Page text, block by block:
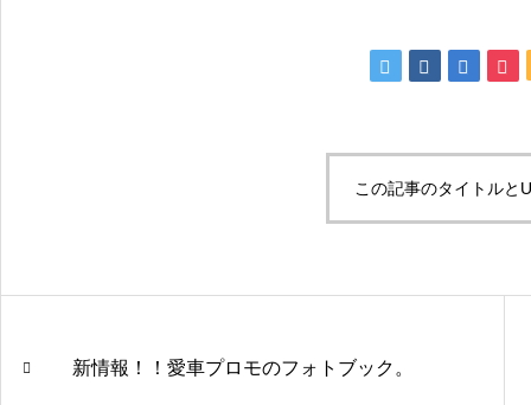
この記事のタイトルと
新情報！！愛車プロモのフォトブック。